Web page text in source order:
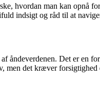
hvordan man kan opnå
indsigt og råd til at
åndeverdenen. Det er
men det kræver forsigtighed